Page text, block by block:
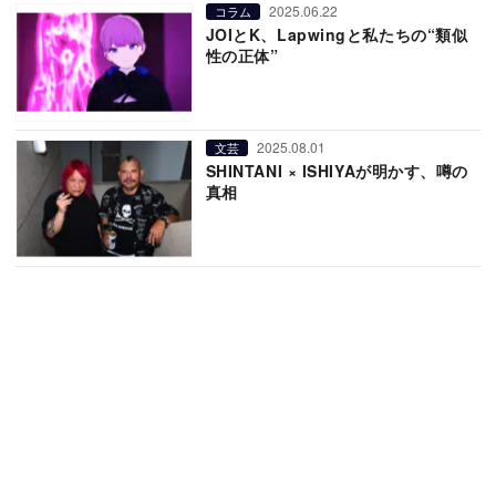
コラム 2025.06.22
JOIとK、Lapwingと私たちの“類似
性の正体”
文芸 2025.08.01
SHINTANI × ISHIYAが明かす、噂の
真相